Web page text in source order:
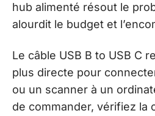
hub alimenté résout le
alourdit le budget et
Le câble USB B to USB C
plus directe pour
ou un scanner à un
de commander, vérifiez la